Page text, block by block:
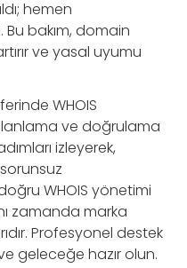
hemen
bakım, domain
ve yasal uyumu
WHOIS
ve doğrulama
izleyerek,
WHOIS yönetimi
zamanda marka
Profesyonel destek
geleceğe hazır olun.